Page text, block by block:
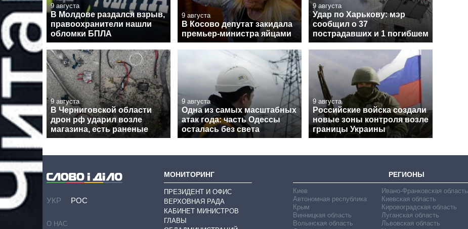
9 августа
В Молдове раздался взрыв,
правоохранители нашли
обломки БПЛА
9 августа
В Косово депутат закидала
премьер-министра яйцами
9 августа
Удар по Харькову: мэр
сообщил о 37
пострадавших и 1 погибшем
9 августа
В Черниговской области
дрон рф ударил возле
магазина, есть раненые
9 августа
Одна из самых масштабных
атак года: часть Одессы
осталась без света
9 августа
Российские войска создали
новые зоны контроля возле
границы Украины
УКР РОС
О НАС
МОНИТОРИНГ
ПРЕЗИДЕНТ И ОФИС
ВЕРХОВНАЯ РАДА
КАБИНЕТ МИНИСТРОВ
ГЛАВЫ
РЕГИОНЫ
Киев
Автономная республика
Крым
Винницкая область
Волынская область
Ивано-Франковская область
Киевская область
Кировоградская область
Луганская область
Львовская область